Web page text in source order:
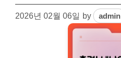
2026년 02월 06일 by admin